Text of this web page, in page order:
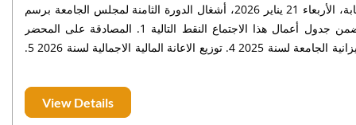
ترأس الأستاذ خاليد مهدي، رئيس جامعة السلطان مولاي سليمان بالنيابة، الأربعاء 21 يناير 2026، أشغال الدورة الثامنة لمجلس الجامعة برسم
الولاية 2024/2026، بقاعة الاجتماعات بمقر رئاسة الجامعة. ولقد تضمن جدول أعمال هذا الاجتماع النقط التالية 1. المصادقة على المحضر
السابق 2. تقارير اللجان المنبثقة عن مجلس الجامعة 3. تقرير حول ميزانية الجامعة لسنة 2025 4. توزيع الاعانة المالية الاجمالية لسنة 2026 5.
View Details